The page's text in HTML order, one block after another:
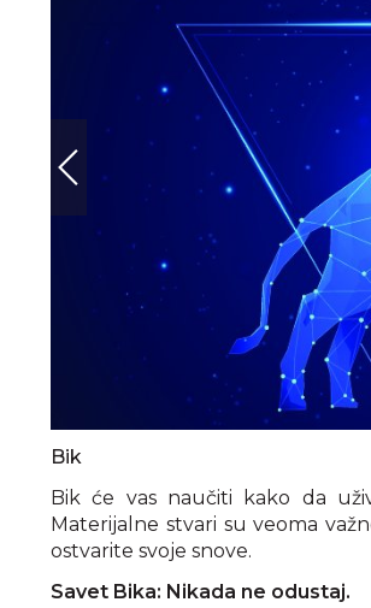
Bik
Bik će vas naučiti kako da
Materijalne stvari su veoma
ostvarite svoje snove.
Savet Bika: Nikada ne odustaj.